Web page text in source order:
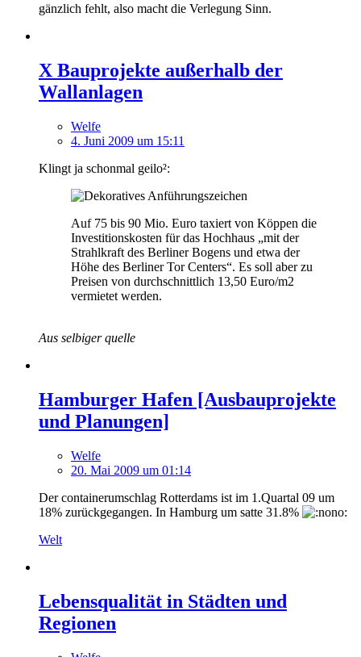
gänzlich fehlt, also macht die Verlegung Sinn.
X Bauprojekte außerhalb der
Wallanlagen
Welfe
4. Juni 2009 um 15:11
Klingt ja schonmal geilo²:
Auf 75 bis 90 Mio. Euro taxiert von Köppen die
Investitionskosten für das Hochhaus „mit der
Strahlkraft des Berliner Bogens und etwa der
Höhe des Berliner Tor Centers“. Es soll aber zu
Preisen von durchschnittlich 13,50 Euro/m2
vermietet werden.
Aus selbiger quelle
Hamburger Hafen [Ausbauprojekte
und Planungen]
Welfe
20. Mai 2009 um 01:14
Der containerumschlag Rotterdams ist im 1.Quartal 09 um
18% zurückgegangen. In Hamburg um satte 31.8%
Welt
Lebensqualität in Städten und
Regionen